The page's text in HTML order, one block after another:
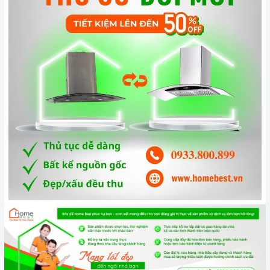
rán hoặc những món nặng mùi như giả cày thì bạn mới cần
máy hút mùiở cấp độ cao.
Tầm 2 tháng bạn nên vệ sinh lưới lọc 1 lần. Nên bảo dưỡng
máy 12 tháng 1 lần cũng là cách để máy hoạt động tốt hơn.
3. Tại sao nên chọn mua sản phẩm tại Home Best?
Cam kết hàng chính hãng:
Chúng tôi cam kết cung cấp sản
phẩm chính hãng 100%, có nguồn gốc, xuất xứ và chứng từ
rõ ràng.
Chế độ hỗ trợ bảo hành linh hoạt:Hướng dẫn sử dụng,
lắp đặt, chế độ bảo hành chính hãng, hậu mãi chuyên
nghiệp, đảm bảo rằng quý khách sẽ có trải nghiệm tuyệt vời
và không gặp bất kỳ khó khăn nào trong quá trình sử dụng
sản phẩm.
Vận chuyển lắp đặt nhanh chóng:Đội ngũ tư vấn viên,
nhân viên và kỹ thuật viên chuyên nghiệp, tận tâm sẽ đồng
hành cùng quý khách trong quá trình mua sắm và sử dụng